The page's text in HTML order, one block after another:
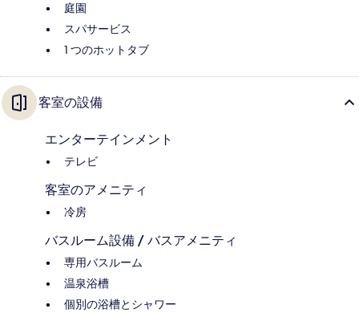
庭園
スパサービス
1 つのホットタブ
客室の設備
エンターテインメント
テレビ
客室のアメニティ
冷房
バスルーム設備 / バスアメニティ
専用バスルーム
温泉浴槽
個別の浴槽とシャワー